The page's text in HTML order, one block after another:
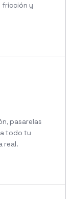
fricción y
pasarelas
todo tu
real.